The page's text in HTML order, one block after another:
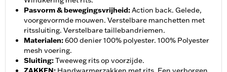
Pasvorm & bewegingsvrijheid:Action back. Gelede,
voorgevormde mouwen. Verstelbare manchetten met
ritssluiting. Verstelbare taillebandriemen.
Materialen:600 denier 100% polyester. 100% Polyester
mesh voering.
Sluiting:Tweeweg rits op voorzijde.